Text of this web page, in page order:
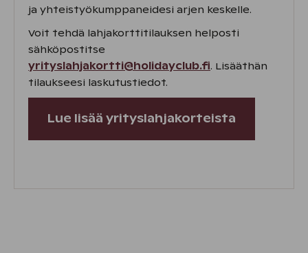
ja yhteistyökumppaneidesi arjen keskelle.
Voit tehdä lahjakorttitilauksen helposti
sähköpostitse
yrityslahjakortti@holidayclub.fi. Lisääthän
tilaukseesi laskutustiedot.
Lue lisää yrityslahjakorteista